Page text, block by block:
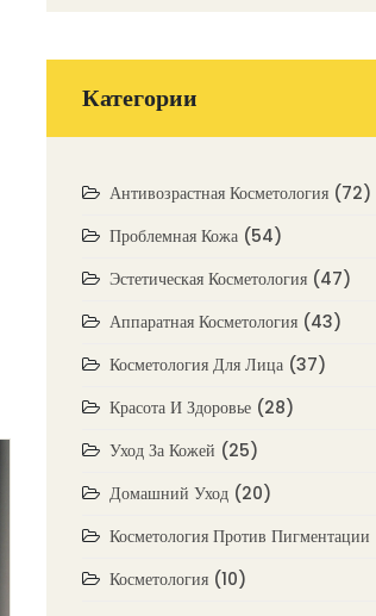
Категории
Антивозрастная Косметология (72)
Проблемная Кожа (54)
Эстетическая Косметология (47)
Аппаратная Косметология (43)
Косметология Для Лица (37)
Красота И Здоровье (28)
Уход За Кожей (25)
Домашний Уход (20)
Косметология Против Пигментации
Косметология (10)